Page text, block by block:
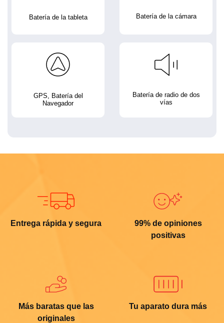
Batería de la tableta Batería de la cámara
GPS, Batería del
Navegador
Batería de radio de dos
vías
Entrega rápida y segura
99% de opiniones
positivas
Más baratas que las
originales
Tu aparato dura más